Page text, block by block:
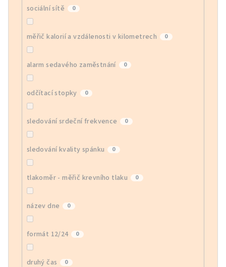
sociální sítě 0
měřič kalorií a vzdálenosti v kilometrech 0
alarm sedavého zaměstnání 0
odčítací stopky 0
sledování srdeční frekvence 0
sledování kvality spánku 0
tlakoměr - měřič krevního tlaku 0
název dne 0
formát 12/24 0
druhý čas 0